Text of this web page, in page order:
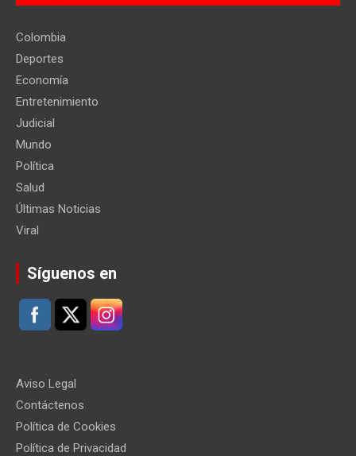
Colombia
Deportes
Economía
Entretenimiento
Judicial
Mundo
Política
Salud
Últimas Noticias
Viral
Síguenos en
Aviso Legal
Contáctenos
Política de Cookies
Política de Privacidad